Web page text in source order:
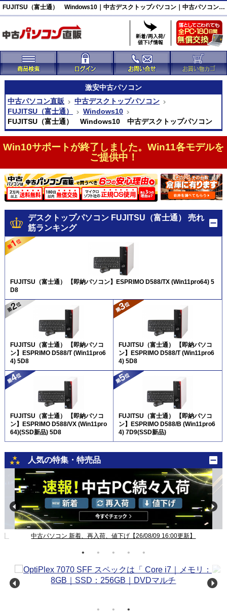
FUJITSU（富士通） Windows10｜中古デスクトップパソコン｜中古パソコン直販
激安中古パソコン
中古パソコン直販
中古デスクトップパソコン
FUJITSU（富士通）
Windows10
FUJITSU（富士通） Windows10 中古デスクトップパソコン
Win10サポートが終了しました。Win11各モデルを
ご提供中！
デスクトップパソコン FUJITSU（富士通） 売れ
筋ランキング
FUJITSU（富士通） 【即納パソコン】ESPRIMO D588/TX (Win11pro64) 5
D8
FUJITSU（富士通） 【即納パソコ
ン】ESPRIMO D588/T (Win11pro6
4) 5D8
FUJITSU（富士通） 【即納パソコ
ン】ESPRIMO D588/T (Win11pro6
4) 5D8
FUJITSU（富士通） 【即納パソコ
ン】ESPRIMO D588/VX (Win11pro
64)(SSD新品) 5D8
FUJITSU（富士通） 【即納パソコ
ン】ESPRIMO D588/B (Win11pro6
4) 7D9(SSD新品)
人気の特集・特売品
中古パソコン 新着、再入荷、値下げ【26/08/09 16:00更新】